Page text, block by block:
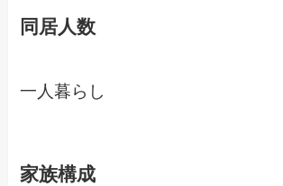
同居人数
一人暮らし
家族構成